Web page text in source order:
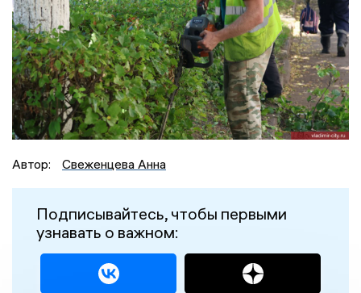
Автор: Свеженцева Анна
Подписывайтесь, чтобы первыми
узнавать о важном: